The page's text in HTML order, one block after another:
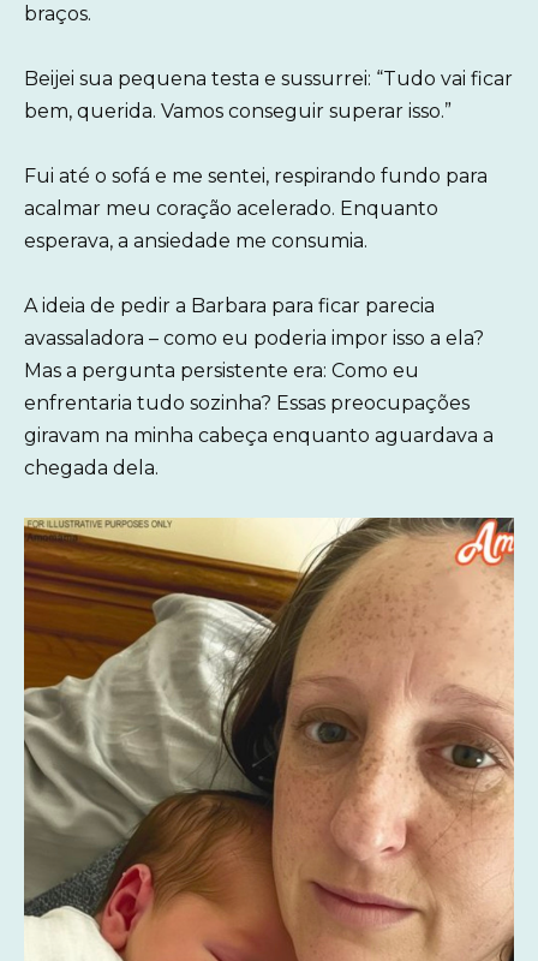
braços.
Beijei sua pequena testa e sussurrei: “Tudo vai ficar
bem, querida. Vamos conseguir superar isso.”
Fui até o sofá e me sentei, respirando fundo para
acalmar meu coração acelerado. Enquanto
esperava, a ansiedade me consumia.
A ideia de pedir a Barbara para ficar parecia
avassaladora – como eu poderia impor isso a ela?
Mas a pergunta persistente era: Como eu
enfrentaria tudo sozinha? Essas preocupações
giravam na minha cabeça enquanto aguardava a
chegada dela.